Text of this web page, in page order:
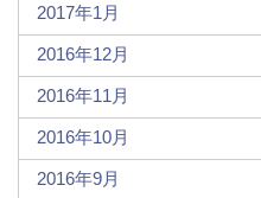
2017年1月
2016年12月
2016年11月
2016年10月
2016年9月